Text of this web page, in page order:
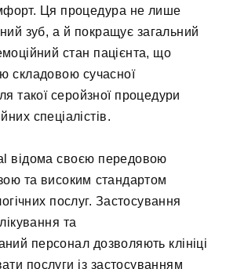
Ця процедура не лише
зуб, а й покращує загальний
стан пацієнта, що
складовою сучасної
такої серойзної процедури
спеціалістів.
відома своєю передовою
та високим стандартом
послуг. Застосування
та
персонал дозволяють клініці
послуги із застосуванням